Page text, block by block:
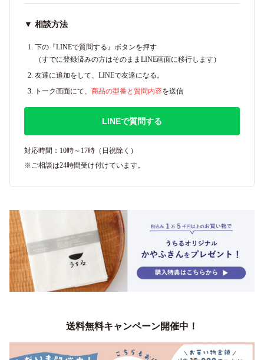
▼ 相談方法
下の『LINEで質問する』ボタンを押す
（すでに登録済みの方はそのままLINE画面に移行します）
友達に追加をして、LINEで友達になる。
トーク画面にて、 商品の型番と質問内容を送信
LINEで質問する
対応時間：10時～17時（日祝除く）
※ご相談は24時間受け付けています。
送料無料キャンペーン開催中！